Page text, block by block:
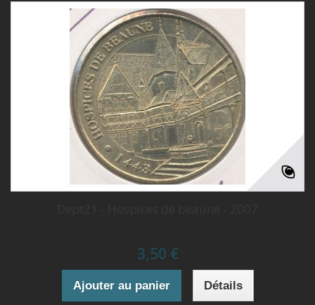
3,50 €
Ajouter au panier Détails